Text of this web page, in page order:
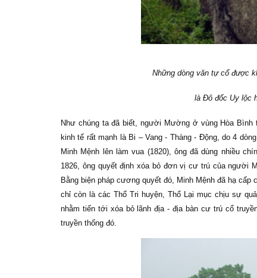
Những dòng văn tự cổ được
là Đô đốc Uy lộc
Như chúng ta đã biết, người Mường ở vùng Hòa
kinh tế rất mạnh là Bi – Vang - Thàng - Động, do 4
Minh Mệnh lên làm vua (1820), ông đã dùng nhiều
1826, ông quyết định xóa bỏ đơn vị cư trú của người
Bằng biện pháp cương quyết đó, Minh Mệnh đã hạ
chỉ còn là các Thổ Tri huyện, Thổ Lại mục chịu sự
nhằm tiến tới xóa bỏ lãnh địa - địa bàn cư trú cổ
truyền thống đó.